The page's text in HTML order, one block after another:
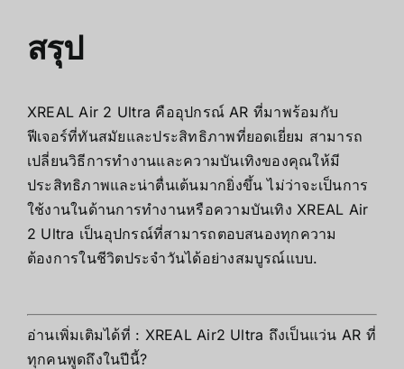
สรุป
XREAL Air 2 Ultra คืออุปกรณ์ AR ที่มาพร้อมกับ
ฟีเจอร์ที่ทันสมัยและประสิทธิภาพที่ยอดเยี่ยม สามารถ
เปลี่ยนวิธีการทำงานและความบันเทิงของคุณให้มี
ประสิทธิภาพและน่าตื่นเต้นมากยิ่งขึ้น ไม่ว่าจะเป็นการ
ใช้งานในด้านการทำงานหรือความบันเทิง XREAL Air
2 Ultra เป็นอุปกรณ์ที่สามารถตอบสนองทุกความ
ต้องการในชีวิตประจำวันได้อย่างสมบูรณ์แบบ.
อ่านเพิ่มเติมได้ที่ : XREAL Air2 Ultra ถึงเป็นแว่น AR ที่
ทุกคนพูดถึงในปีนี้?